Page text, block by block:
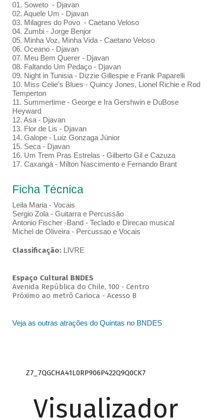
01. Soweto - Djavan
02. Aquele Um - Djavan
03. Milagres do Povo - Caetano Veloso
04. Zumbi - Jorge Benjor
05. Minha Voz, Minha Vida - Caetano Veloso
06. Oceano - Djavan
07. Meu Bem Querer - Djavan
08. Faltando Um Pedaço - Djavan
09. Night in Tunisia - Dizzie Gillespie e Frank Paparelli
10. Miss Celie’s Blues - Quincy Jones, Lionel Richie e Rod
Temperton
11. Summertime - George e Ira Gershwin e DuBose
Heyward
12. Asa - Djavan
13. Flor de Lis - Djavan
14. Galope - Luiz Gonzaga Júnior
15. Seca - Djavan
16. Um Trem Pras Estrelas - Gilberto Gil e Cazuza
17. Caxangá - Milton Nascimento e Fernando Brant
Ficha Técnica
Leila Maria - Vocais
Sergio Zola - Guitarra e Percussão
Antonio Fischer -Band - Teclado e Direcao musical
Michel de Oliveira - Percussao e Vocais
Classificação: LIVRE
Espaço Cultural BNDES
Avenida República do Chile, 100 - Centro
Próximo ao metrô Carioca - Acesso B
Veja as outras atrações do Quintas no BNDES
Z7_7QGCHA41L0RP906P422Q9Q0CK7
Visualizador